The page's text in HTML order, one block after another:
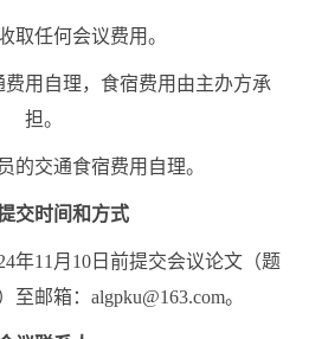
取任何会议费用。
用自理，食宿费用由主办方承
担。
的交通食宿费用自理。
交时间和方式
年11月10日前提交会议论文（题
至邮箱：algpku@163.com。